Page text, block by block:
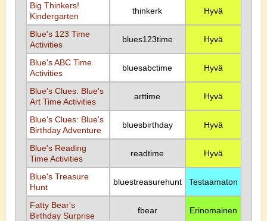
Big Thinkers!
Kindergarten
thinkerk Hyvä
Blue's 123 Time
Activities
blues123time Hyvä
Blue's ABC Time
Activities
bluesabctime Hyvä
Blue's Clues: Blue's
Art Time Activities
arttime Hyvä
Blue's Clues: Blue's
Birthday Adventure
bluesbirthday Hyvä
Blue's Reading
Time Activities
readtime Hyvä
Blue's Treasure
Hunt
bluestreasurehunt Testaamaton
Fatty Bear's
Birthday Surprise
fbear Erinomainen